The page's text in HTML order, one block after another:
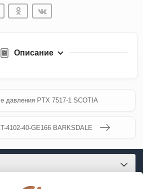
Описание
давления PTX 7517-1 SCOTIA
4102-40-GE166 BARKSDALE